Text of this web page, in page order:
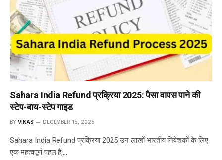
Sahara India Refund प्रक्रिया 2025: पैसा वापस पाने की
स्टेप-बाय-स्टेप गाइड
BY VIKAS DECEMBER 15, 2025
Sahara India Refund प्रक्रिया 2025 उन लाखों भारतीय निवेशकों के लिए
एक महत्वपूर्ण पहल है,…